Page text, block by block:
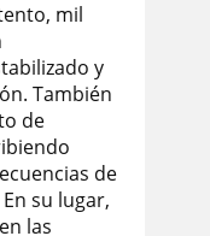
mil
y
También
de
de
su lugar,
las